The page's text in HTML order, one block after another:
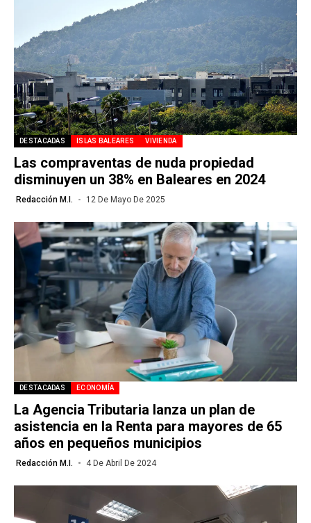
DESTACADAS ISLAS BALEARES VIVIENDA
Las compraventas de nuda propiedad
disminuyen un 38% en Baleares en 2024
Redacción M.I. 12 De Mayo De 2025
DESTACADAS ECONOMÍA
La Agencia Tributaria lanza un plan de
asistencia en la Renta para mayores de 65
años en pequeños municipios
Redacción M.I. 4 De Abril De 2024